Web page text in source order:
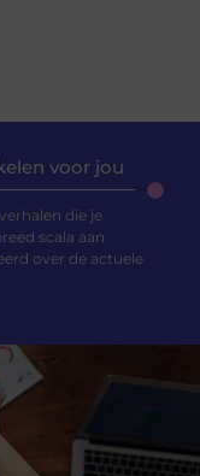
voor jou
die je
scala aan
over de actuele